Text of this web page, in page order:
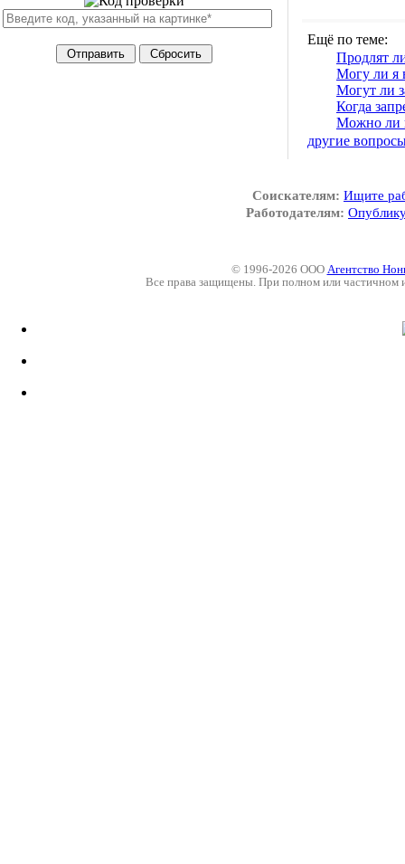
Ещё по теме:
Продлят
Могу ли я
Могут ли
Когда
Можно ли
другие
Соискателям: Ищите
Работодателям:
© 1996-2026 ООО Агентство
Все права защищены. При полном или частичном